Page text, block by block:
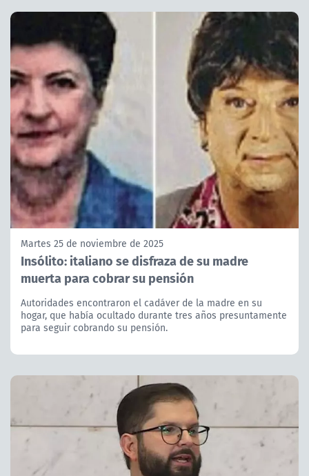
Martes 25 de noviembre de 2025
Insólito: italiano se disfraza de su madre
muerta para cobrar su pensión
Autoridades encontraron el cadáver de la madre en su
hogar, que había ocultado durante tres años presuntamente
para seguir cobrando su pensión.